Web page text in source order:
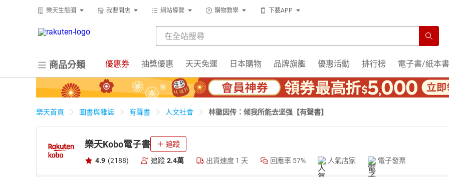
樂天生態圈 我要開店 網站導覽 購物教學 下載APP
商品分類 優惠券 抽獎優惠 天天免運 日本購物 品牌旗艦 優惠活動 排行榜 電子書/紙本書
樂天首頁 圖書與雜誌 有聲書 人文社會 林徽因传：倾我所能去坚强【有聲書】
樂天Kobo電子書 追蹤
4.9 (2188) 追蹤 2.4萬 出貨速度 1 天 回應率 57% 人氣店家 電子發票